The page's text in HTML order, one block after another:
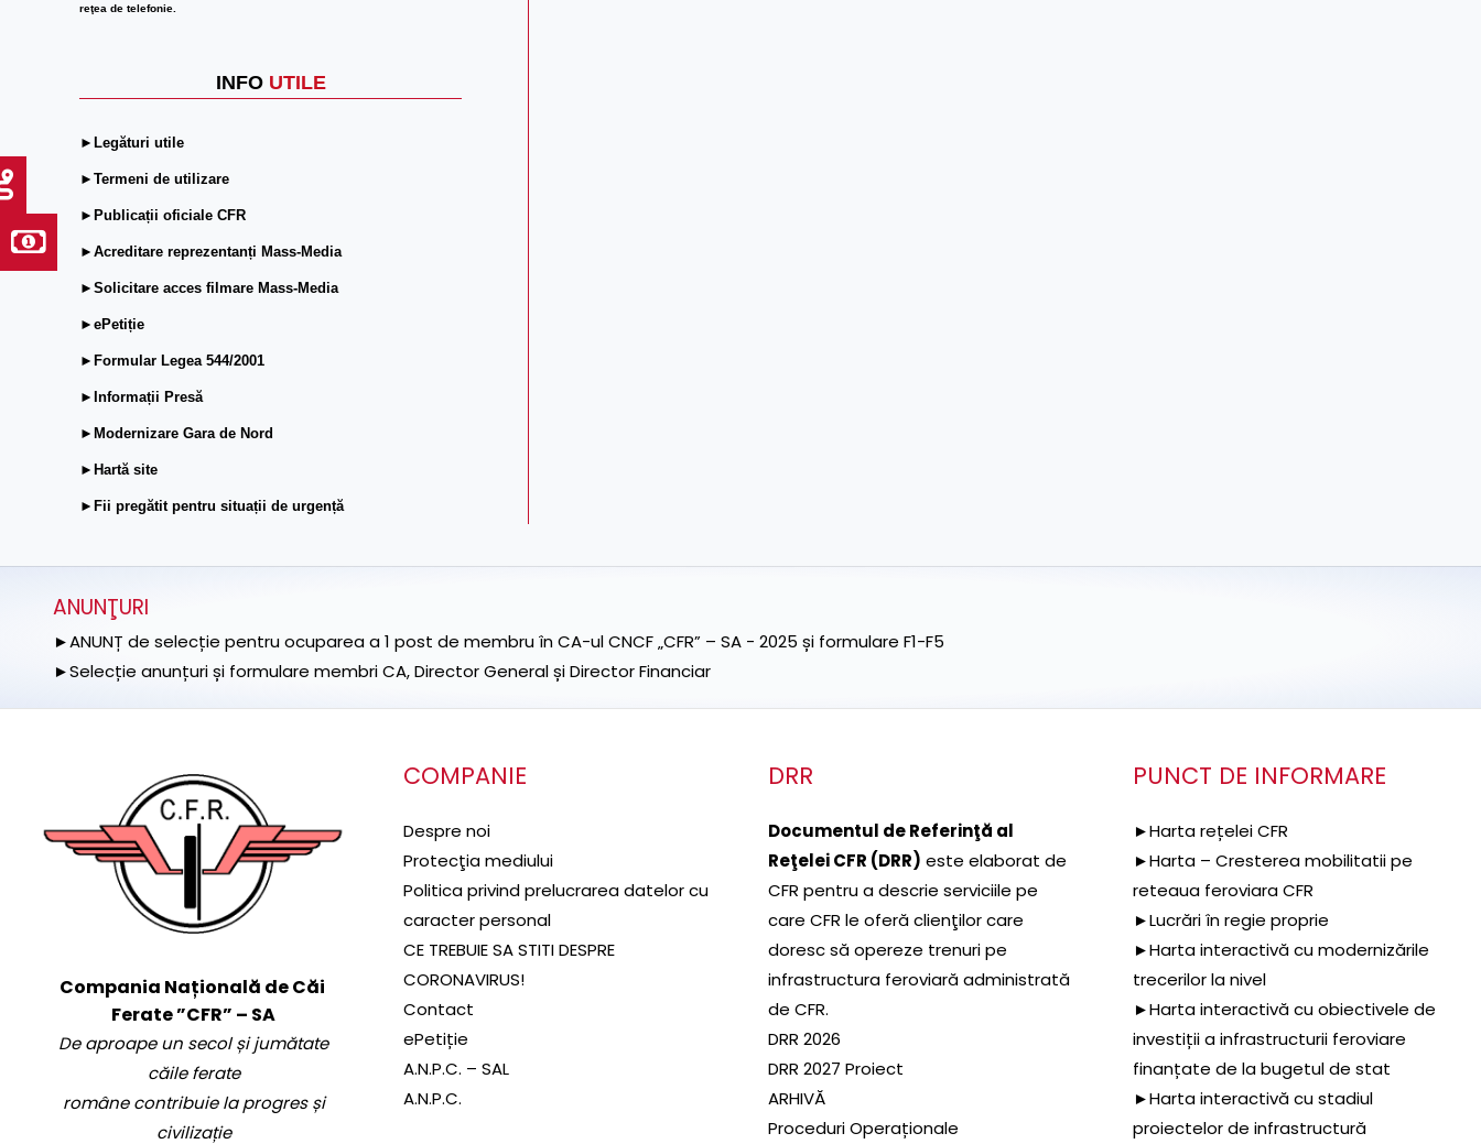
reţea de telefonie.
INFO UTILE
►Legături utile
►Termeni de utilizare
►Publicații oficiale CFR
►Acreditare reprezentanți Mass-Media
►Solicitare acces filmare Mass-Media
►ePetiție
►Formular Legea 544/2001
►Informații Presă
►Modernizare Gara de Nord
►Hartă site
►Fii pregătit pentru situații de urgență
ANUNŢURI
►ANUNȚ de selecție pentru ocuparea a 1 post de membru în CA-ul CNCF „CFR” – SA - 2025 și formulare F1-F5
►Selecție anunțuri și formulare membri CA, Director General și Director Financiar
Compania Națională de Căi
Ferate ”CFR” – SA
De aproape un secol și jumătate
căile ferate
române contribuie la progres și
civilizație
COMPANIE
Despre noi
Protecţia mediului
Politica privind prelucrarea datelor cu
caracter personal
CE TREBUIE SA STITI DESPRE
CORONAVIRUS!
Contact
ePetiție
A.N.P.C. – SAL
A.N.P.C.
DRR
Documentul de Referinţă al
Reţelei CFR (DRR) este elaborat de
CFR pentru a descrie serviciile pe
care CFR le oferă clienţilor care
doresc să opereze trenuri pe
infrastructura feroviară administrată
de CFR.
DRR 2026
DRR 2027 Proiect
ARHIVĂ
Proceduri Operaționale
PUNCT DE INFORMARE
►Harta rețelei CFR
►Harta – Cresterea mobilitatii pe
reteaua feroviara CFR
►Lucrări în regie proprie
►Harta interactivă cu modernizările
trecerilor la nivel
►Harta interactivă cu obiectivele de
investiții a infrastructurii feroviare
finanțate de la bugetul de stat
►Harta interactivă cu stadiul
proiectelor de infrastructură